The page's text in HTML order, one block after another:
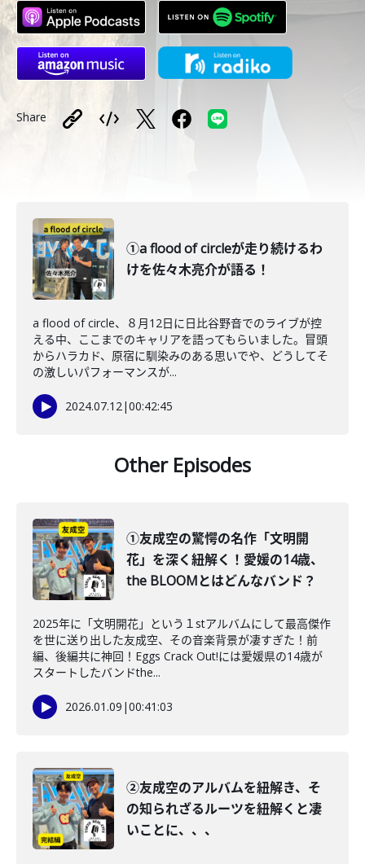
Share
①a flood of circleが走り続けるわ
けを佐々木亮介が語る！
a flood of circle、８月12日に日比谷野音でのライブが控
える中、ここまでのキャリアを語ってもらいました。冒頭
からハラカド、原宿に馴染みのある思いでや、どうしてそ
の激しいパフォーマンスが...
2024.07.12|00:42:45
Other Episodes
①友成空の驚愕の名作「文明開
花」を深く紐解く！愛媛の14歳、
the BLOOMとはどんなバンド？
2025年に「文明開花」という１stアルバムにして最高傑作
を世に送り出した友成空、その音楽背景が凄すぎた！前
編、後編共に神回！Eggs Crack Out!には愛媛県の14歳が
スタートしたバンドthe...
2026.01.09 |00:41:03
②友成空のアルバムを紐解き、そ
の知られざるルーツを紐解くと凄
いことに、、、